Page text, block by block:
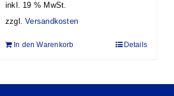
inkl. 19 % MwSt.
zzgl.Versandkosten
In den Warenkorb Details